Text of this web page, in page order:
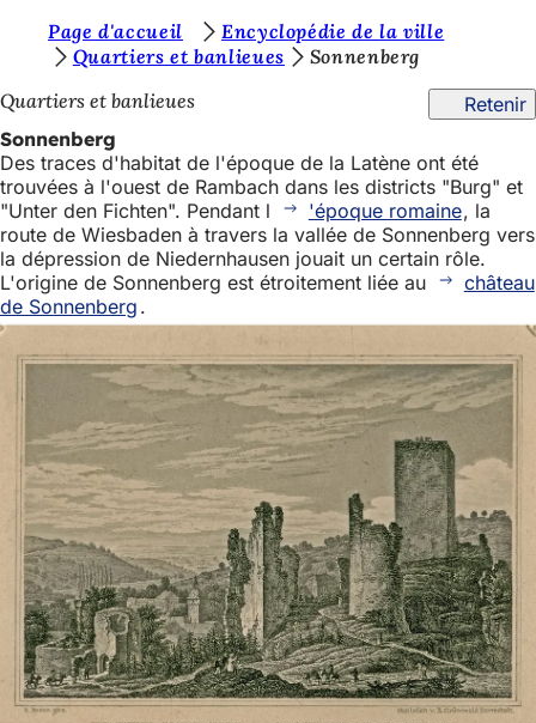
Accéder au contenu
u
s
ê
t
e
s
i
Page d'accueil
Encyclopédie de la ville
Quartiers et banlieues
Sonnenberg
Quartiers et banlieues
Retenir
Sonnenberg
Des traces d'habitat de l'époque de la Latène ont été
trouvées à l'ouest de Rambach dans les districts "Burg" et
"Unter den Fichten". Pendant l
'époque romaine, la
route de Wiesbaden à travers la vallée de Sonnenberg vers
la dépression de Niedernhausen jouait un certain rôle.
L'origine de Sonnenberg est étroitement liée au
château
de Sonnenberg .